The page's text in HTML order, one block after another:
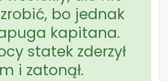
bo jednak
kapitana.
statek zderzył
i zatonął.